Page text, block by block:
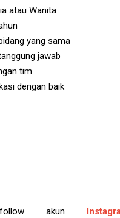
atau Wanita
yang sama
jawab
tim
dengan baik
akun